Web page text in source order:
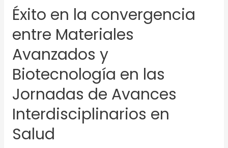
Éxito en la convergencia
entre Materiales
Avanzados y
Biotecnología en las
Jornadas de Avances
Interdisciplinarios en
Salud
Avances
Interdisciplinarios
en
Salud